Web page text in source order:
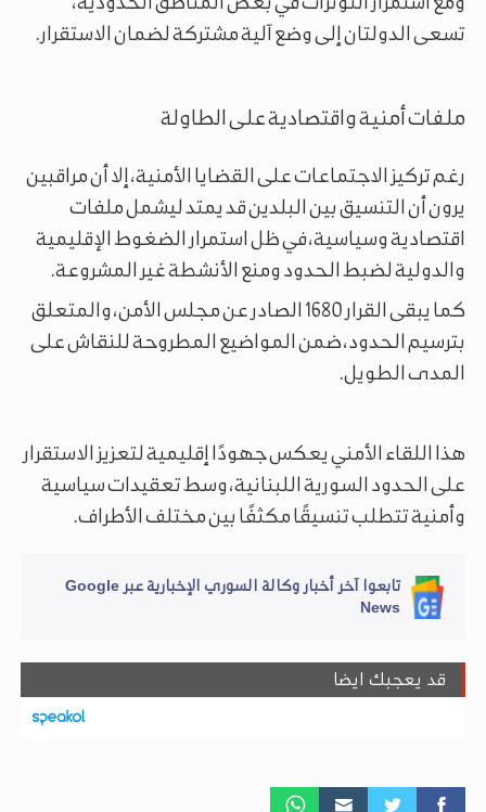
تسعى الدولتان إلى وضع آلية مشتركة لضمان الاستقرار.
ملفات أمنية واقتصادية على الطاولة
رغم تركيز الاجتماعات على القضايا الأمنية، إلا أن مراقبين
يرون أن التنسيق بين البلدين قد يمتد ليشمل ملفات
اقتصادية وسياسية، في ظل استمرار الضغوط الإقليمية
والدولية لضبط الحدود ومنع الأنشطة غير المشروعة.
كما يبقى القرار 1680 الصادر عن مجلس الأمن، والمتعلق
بترسيم الحدود، ضمن المواضيع المطروحة للنقاش على
المدى الطويل.
هذا اللقاء الأمني يعكس جهودًا إقليمية لتعزيز الاستقرار
على الحدود السورية اللبنانية، وسط تعقيدات سياسية
وأمنية تتطلب تنسيقًا مكثفًا بين مختلف الأطراف.
تابعوا آخر أخبار وكالة السوري الإخبارية عبر Google
News
قد يعجبك ايضا